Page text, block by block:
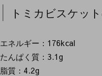
トミカビスケッ
エネルギー：176kcal
たんぱく質：3.1g
脂質：4.2g